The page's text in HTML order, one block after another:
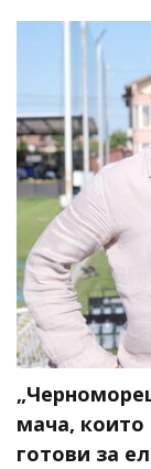
мача,
готови за